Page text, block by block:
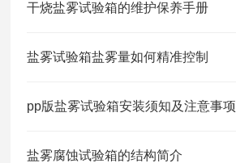
干烧盐雾试验箱的维护保养手册
盐雾试验箱盐雾量如何精准控制
pp版盐雾试验箱安装须知及注意事项
盐雾腐蚀试验箱的结构简介